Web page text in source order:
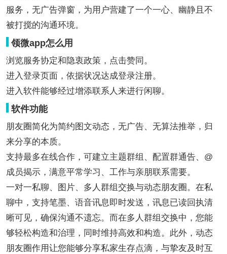
服务，无广告弹窗，为用户营建了一个一心、幽静且不
被打搅的沟通环境。
领微app怎么用
浏览服务协定和隐衷政策，点击赞同。
进入登录页面，依据状况达成登录注册。
进入软件能够经过增添联系人来进行闲聊。
软件功能
朋友圈简化为简约图文动态，无广告、无算法推举，归
来分享的本质。
支持最多在线合作，可建立主题群组、配置群通告、@
成员揭示，满意平常学习、工作与亲朋联系需要。
一对一私聊、图片、多人群组交换与动态朋友圈。在私
聊中，支持笔墨、语音讯息即时发送，讯息已读回执清
晰可见，确保沟通不遗忘。而在多人群组交换中，您能
够轻松构造和治理，同时维持高效和构造。此外，动态
朋友圈作用让您能够分享私家生存点滴，与挚友及时互